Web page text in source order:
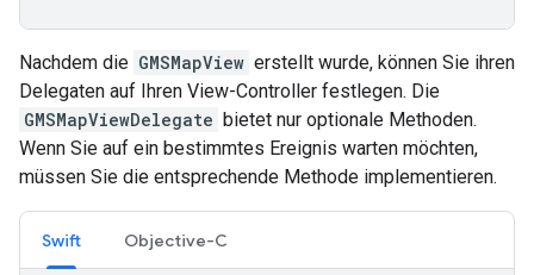
Nachdem die GMSMapView erstellt wurde, können Sie ihren
Delegaten auf Ihren View-Controller festlegen. Die
GMSMapViewDelegate bietet nur optionale Methoden.
Wenn Sie auf ein bestimmtes Ereignis warten möchten,
müssen Sie die entsprechende Methode implementieren.
Swift Objective-C